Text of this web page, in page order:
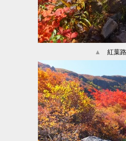
▲ 紅葉